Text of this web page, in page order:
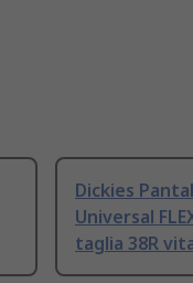
Dickies
Universal
taglia 38R